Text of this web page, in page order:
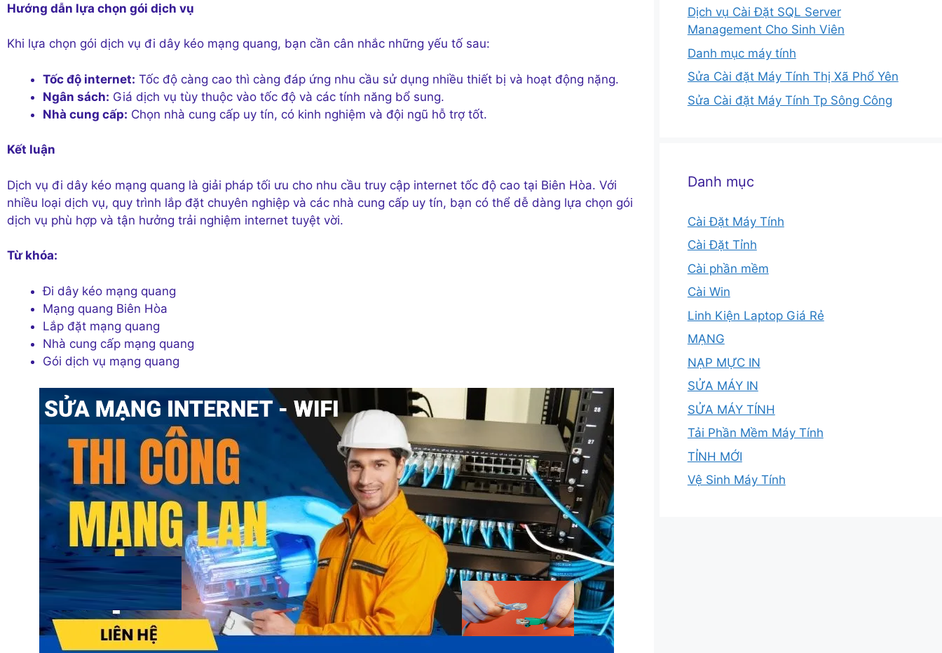
Hướng dẫn lựa chọn gói dịch vụ
Khi lựa chọn gói dịch vụ đi dây kéo mạng quang, bạn cần cân nhắc những yếu tố sau:
Tốc độ internet: Tốc độ càng cao thì càng đáp ứng nhu cầu sử dụng nhiều thiết bị và hoạt động nặng.
Ngân sách: Giá dịch vụ tùy thuộc vào tốc độ và các tính năng bổ sung.
Nhà cung cấp: Chọn nhà cung cấp uy tín, có kinh nghiệm và đội ngũ hỗ trợ tốt.
Kết luận
Dịch vụ đi dây kéo mạng quang là giải pháp tối ưu cho nhu cầu truy cập internet tốc độ cao tại Biên Hòa. Với
nhiều loại dịch vụ, quy trình lắp đặt chuyên nghiệp và các nhà cung cấp uy tín, bạn có thể dễ dàng lựa chọn gói
dịch vụ phù hợp và tận hưởng trải nghiệm internet tuyệt vời.
Từ khóa:
Đi dây kéo mạng quang
Mạng quang Biên Hòa
Lắp đặt mạng quang
Nhà cung cấp mạng quang
Gói dịch vụ mạng quang
Dịch vụ Cài Đặt SQL Server
Management Cho Sinh Viên
Danh mục máy tính
Sửa Cài đặt Máy Tính Thị Xã Phổ Yên
Sửa Cài đặt Máy Tính Tp Sông Công
Danh mục
Cài Đặt Máy Tính
Cài Đặt Tỉnh
Cài phần mềm
Cài Win
Linh Kiện Laptop Giá Rẻ
MẠNG
NẠP MỰC IN
SỬA MÁY IN
SỬA MÁY TÍNH
Tải Phần Mềm Máy Tính
TỈNH MỚI
Vệ Sinh Máy Tính